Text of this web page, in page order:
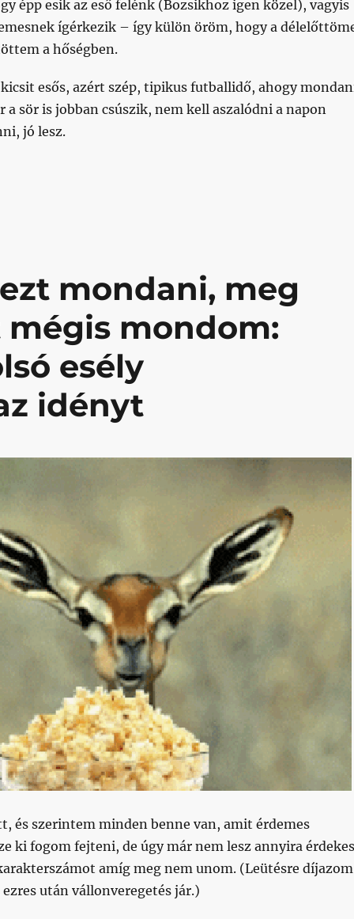
épp esik az eső felénk (Bozsikhoz igen közel), vagyis
ígérkezik – így külön öröm, hogy a
a hőségben.
esős, azért szép, tipikus futballidő, ahogy
a sör is jobban csúszik, nem kell aszalódni a napon
jó lesz.
veretlen és eddig gólt sem kapó csapata találkozik ma
mondani, meg
mondom:
esély
idényt
és szerintem minden benne van, amit érdemes
ki fogom fejteni, de úgy már nem lesz annyira
amíg meg nem unom. (Leütésre díjazom
után vállonveregetés jár.)